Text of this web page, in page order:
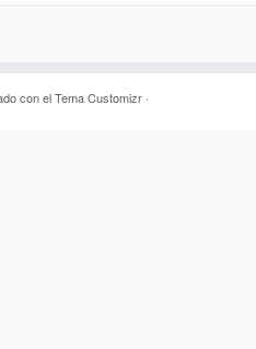
con elTema Customizr ·